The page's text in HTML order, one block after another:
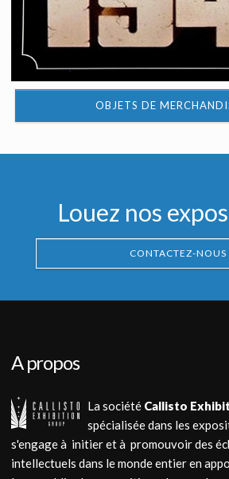
OBJETS DE
Louez nos
CONTACTEZ-NOUS
A propos
La société Callisto
spécialisée dans les
s'engage à initier et à promouvoir des
intellectuels dans le monde entier en